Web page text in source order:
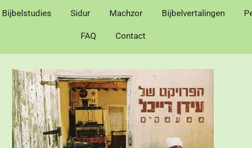
Bijbelstudies Sidur Machzor Bijbelvertalingen
FAQ Contact